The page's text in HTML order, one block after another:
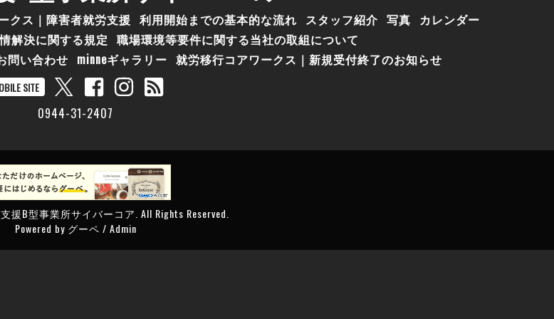
クス｜障害者就労支援 利用開始までの基本的な流れ スタッフ紹介 写真 カレンダー
解決に関する規定 職場環境等要件に関する当社の取組について
問い合わせ minneギャラリー 就労移行コアワークス｜新規受付終了のお知らせ
SITE
0944-31-2407
援B型事業所サイバーコア. All Rights Reserved.
Powered by グーペ / Admin